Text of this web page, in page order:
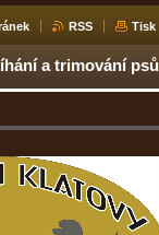
RSS Tisk
a trimování psů